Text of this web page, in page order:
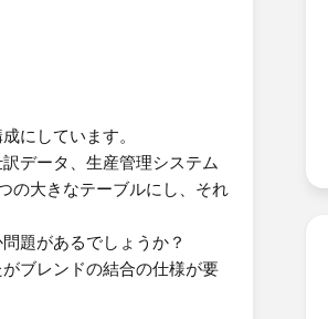
にしています。
データ、生産管理システム
の大きなテーブルにし、それ
題があるでしょうか？
ブレンドの結合の仕様が要